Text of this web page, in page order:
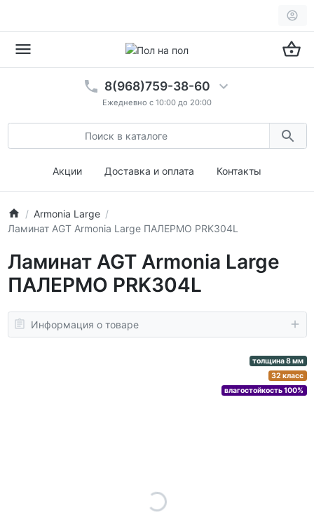
8(968)759-38-60
Ежедневно с 10:00 до 20:00
Акции Доставка и оплата Контакты
Armonia Large
Ламинат AGT Armonia Large ПАЛЕРМО PRK304L
Ламинат AGT Armonia Large
ПАЛЕРМО PRK304L
Информация о товаре
толщина 8 мм
32 класс
влагостойкость 100%